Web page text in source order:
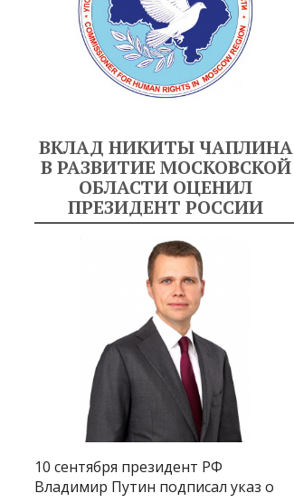
ВКЛАД НИКИТЫ ЧАПЛИНА
В РАЗВИТИЕ МОСКОВСКОЙ
ОБЛАСТИ ОЦЕНИЛ
ПРЕЗИДЕНТ РОССИИ
10 сентября президент РФ
Владимир Путин подписал указ о